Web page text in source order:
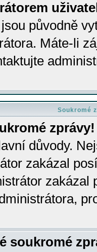
původně
Máte-li
Soukromé
zprávy!
důvody.
zakázal
zakázal
soukromé